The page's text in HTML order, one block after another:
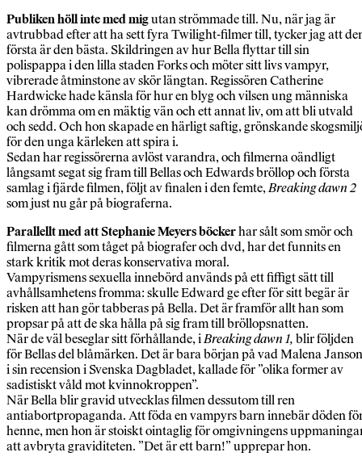
Publiken höll inte med migutan strömmade till. Nu, när jag är
avtrubbad efter att ha sett fyra Twilight-filmer till, tycker jag att
första är den bästa. Skildringen av hur Bella flyttar till sin
polispappa i den lilla staden Forks och möter sitt livs vampyr,
vibrerade åtminstone av skör längtan. Regissören Catherine
Hardwicke hade känsla för hur en blyg och vilsen ung människa
kan drömma om en mäktig vän och ett annat liv, om att bli utvald
och sedd. Och hon skapade en härligt saftig, grönskande
för den unga kärleken att spira i.
Sedan har regissörerna avlöst varandra, och filmerna oändligt
långsamt segat sig fram till Bellas och Edwards bröllop och första
samlag i fjärde filmen, följt av finalen i den femte,Breaking dawn 2
som just nu går på biograferna.
Parallellt med att Stephanie Meyers böckerhar sålt som smör och
filmerna gått som tåget på biografer och dvd, har det funnits en
stark kritik mot deras konservativa moral.
Vampyrismens sexuella innebörd används på ett fiffigt sätt till
avhållsamhetens fromma: skulle Edward ge efter för sitt begär är
risken att han gör tabberas på Bella. Det är framför allt han som
propsar på att de ska hålla på sig fram till bröllopsnatten.
När de väl beseglar sitt förhållande, iBreaking dawn 1, blir följden
för Bellas del blåmärken. Det är bara början på vad Malena
i sin recension i Svenska Dagbladet, kallade för ”olika former av
sadistiskt våld mot kvinnokroppen”.
När Bella blir gravid utvecklas filmen dessutom till ren
antiabortpropaganda. Att föda en vampyrs barn innebär döden
henne, men hon är stoiskt ointaglig för omgivningens
att avbryta graviditeten. ”Det är ett barn!” upprepar hon.